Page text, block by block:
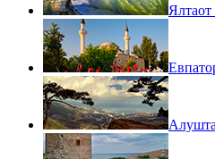
Ялтаот
Алушта